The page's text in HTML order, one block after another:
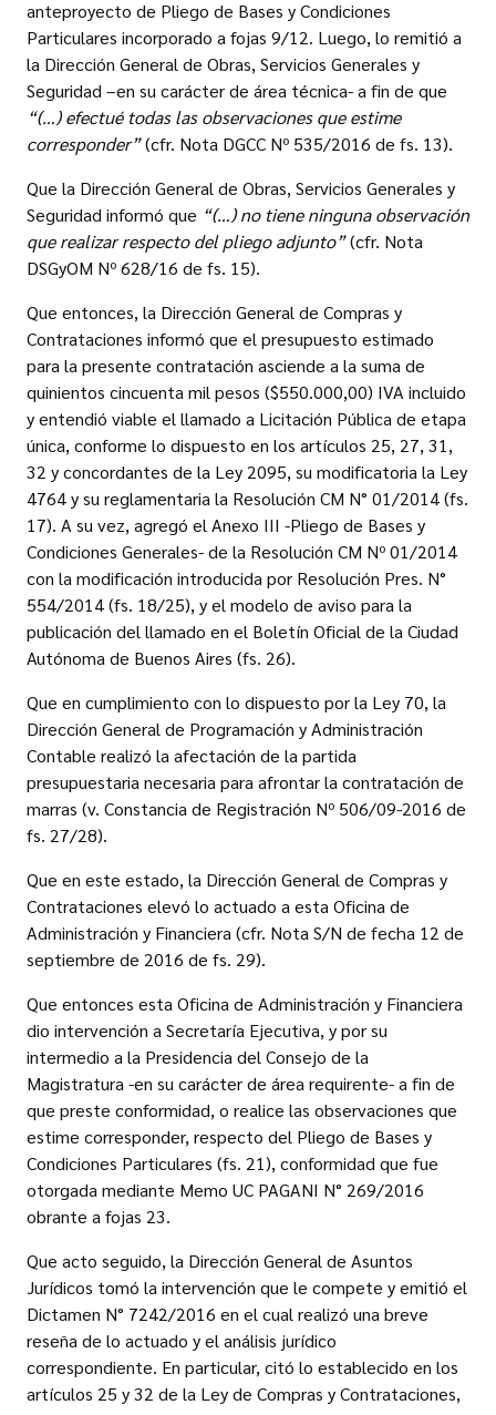
anteproyecto de Pliego de Bases y Condiciones
Particulares incorporado a fojas 9/12. Luego, lo remitió a
la Dirección General de Obras, Servicios Generales y
Seguridad –en su carácter de área técnica- a fin de que
“(…) efectué todas las observaciones que estime
corresponder”(cfr. Nota DGCC Nº 535/2016 de fs. 13).
Que la Dirección General de Obras, Servicios Generales y
Seguridad informó que “(…) no tiene ninguna observación
que realizar respecto del pliego adjunto”(cfr. Nota
DSGyOM Nº 628/16 de fs. 15).
Que entonces, la Dirección General de Compras y
Contrataciones informó que el presupuesto estimado
para la presente contratación asciende a la suma de
quinientos cincuenta mil pesos ($550.000,00) IVA incluido
y entendió viable el llamado a Licitación Pública de etapa
única, conforme lo dispuesto en los artículos 25, 27, 31,
32 y concordantes de la Ley 2095, su modificatoria la Ley
4764 y su reglamentaria la Resolución CM N° 01/2014 (fs.
17). A su vez, agregó el Anexo III -Pliego de Bases y
Condiciones Generales- de la Resolución CM Nº 01/2014
con la modificación introducida por Resolución Pres. N°
554/2014 (fs. 18/25), y el modelo de aviso para la
publicación del llamado en el Boletín Oficial de la Ciudad
Autónoma de Buenos Aires (fs. 26).
Que en cumplimiento con lo dispuesto por la Ley 70, la
Dirección General de Programación y Administración
Contable realizó la afectación de la partida
presupuestaria necesaria para afrontar la contratación de
marras (v. Constancia de Registración Nº 506/09-2016 de
fs. 27/28).
Que en este estado, la Dirección General de Compras y
Contrataciones elevó lo actuado a esta Oficina de
Administración y Financiera (cfr. Nota S/N de fecha 12 de
septiembre de 2016 de fs. 29).
Que entonces esta Oficina de Administración y Financiera
dio intervención a Secretaría Ejecutiva, y por su
intermedio a la Presidencia del Consejo de la
Magistratura -en su carácter de área requirente- a fin de
que preste conformidad, o realice las observaciones que
estime corresponder, respecto del Pliego de Bases y
Condiciones Particulares (fs. 21), conformidad que fue
otorgada mediante Memo UC PAGANI N° 269/2016
obrante a fojas 23.
Que acto seguido, la Dirección General de Asuntos
Jurídicos tomó la intervención que le compete y emitió el
Dictamen N° 7242/2016 en el cual realizó una breve
reseña de lo actuado y el análisis jurídico
correspondiente. En particular, citó lo establecido en los
artículos 25 y 32 de la Ley de Compras y Contrataciones,